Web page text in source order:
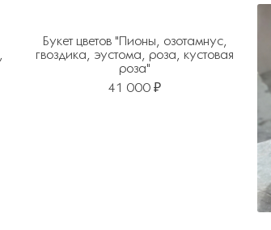
Букет цветов "Пионы, озотамнус,
гвоздика, эустома, роза, кустовая
роза"
41 000 ₽